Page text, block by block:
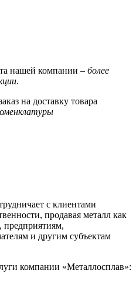
нашей компании – более
.
на доставку товара
с клиентами
продавая металл как
и другим субъектам
компании «Металлосплав»: